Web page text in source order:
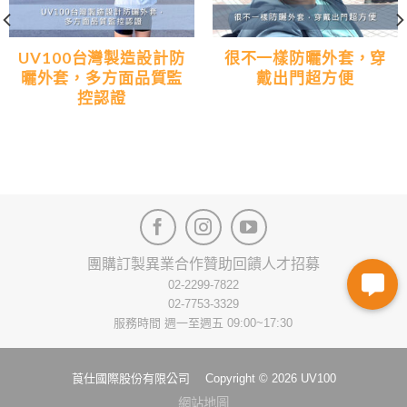
UV100台灣製造設計防
曬外套，多方面品質監
控認證
很不一樣防曬外套，穿
戴出門超方便
團購訂製異業合作贊助回饋人才招募
02-2299-7822
02-7753-3329
服務時間 週一至週五 09:00~17:30
莨仕國際股份有限公司 Copyright © 2026 UV100
網站地圖